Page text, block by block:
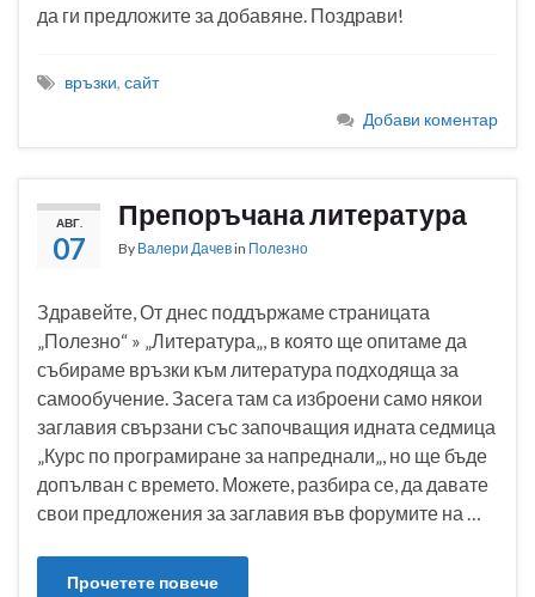
да ги предложите за добавяне. Поздрави!
връзки, сайт
Добави коментар
АВГ.
07
Препоръчана литература
By Валери Дачевin Полезно
Здравейте, От днес поддържаме страницата
„Полезно“ » „Литература„, в която ще опитаме да
събираме връзки към литература подходяща за
самообучение. Засега там са изброени само някои
заглавия свързани със започващия идната седмица
„Курс по програмиране за напреднали„, но ще бъде
допълван с времето. Можете, разбира се, да давате
свои предложения за заглавия във форумите на …
Прочетете повече